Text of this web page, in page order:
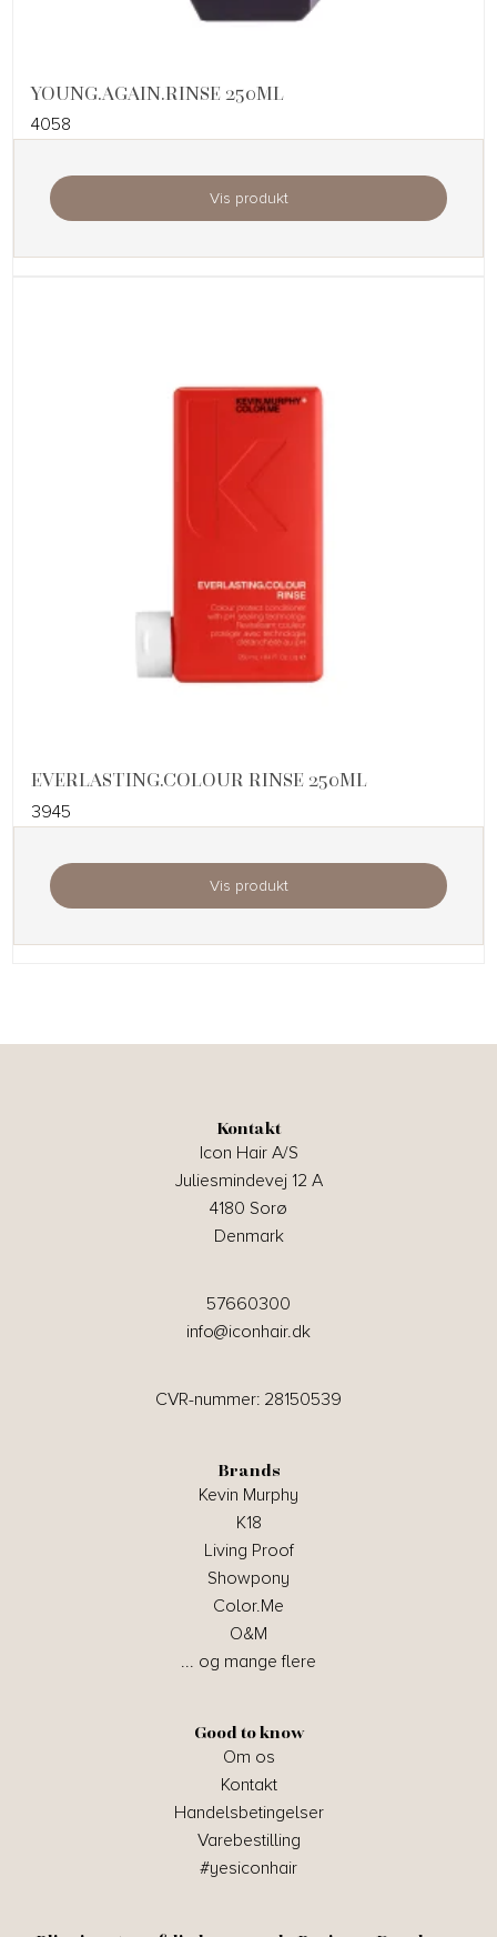
YOUNG.AGAIN.RINSE 250ML
4058
Vis produkt
EVERLASTING.COLOUR RINSE 250ML
3945
Vis produkt
Kontakt
Icon Hair A/S
Juliesmindevej 12 A
4180 Sorø
Denmark
57660300
info@iconhair.dk
CVR-nummer: 28150539
Brands
Kevin Murphy
K18
Living Proof
Showpony
Color.Me
O&M
... og mange flere
Good to know
Om os
Kontakt
Handelsbetingelser
Varebestilling
#yesiconhair